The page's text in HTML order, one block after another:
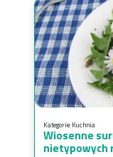
Kategorie: Kuchnia
Wiosenne
nietypowych